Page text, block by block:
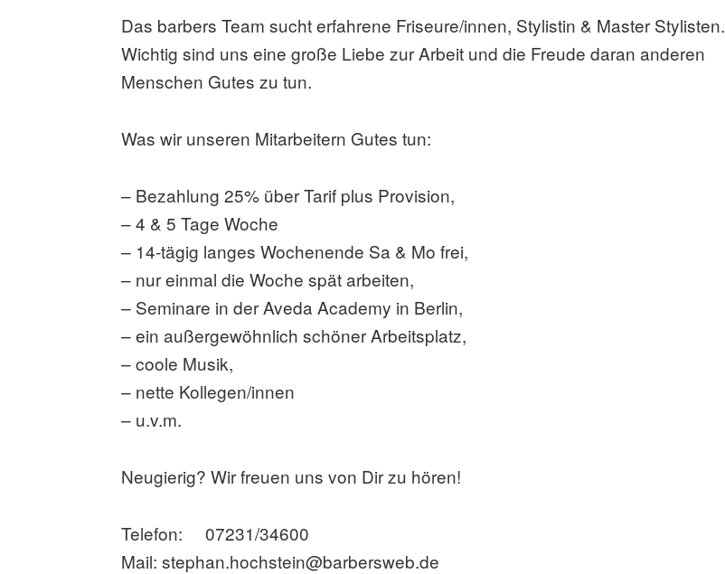
Das barbers Team sucht erfahrene Friseure/innen, Stylistin & Master Stylisten.
Wichtig sind uns eine große Liebe zur Arbeit und die Freude daran anderen
Menschen Gutes zu tun.
Was wir unseren Mitarbeitern Gutes tun:
– Bezahlung 25% über Tarif plus Provision,
– 4 & 5 Tage Woche
– 14-tägig langes Wochenende Sa & Mo frei,
– nur einmal die Woche spät arbeiten,
– Seminare in der Aveda Academy in Berlin,
– ein außergewöhnlich schöner Arbeitsplatz,
– coole Musik,
– nette Kollegen/innen
– u.v.m.
Neugierig? Wir freuen uns von Dir zu hören!
Telefon: 07231/34600
Mail: stephan.hochstein@barbersweb.de